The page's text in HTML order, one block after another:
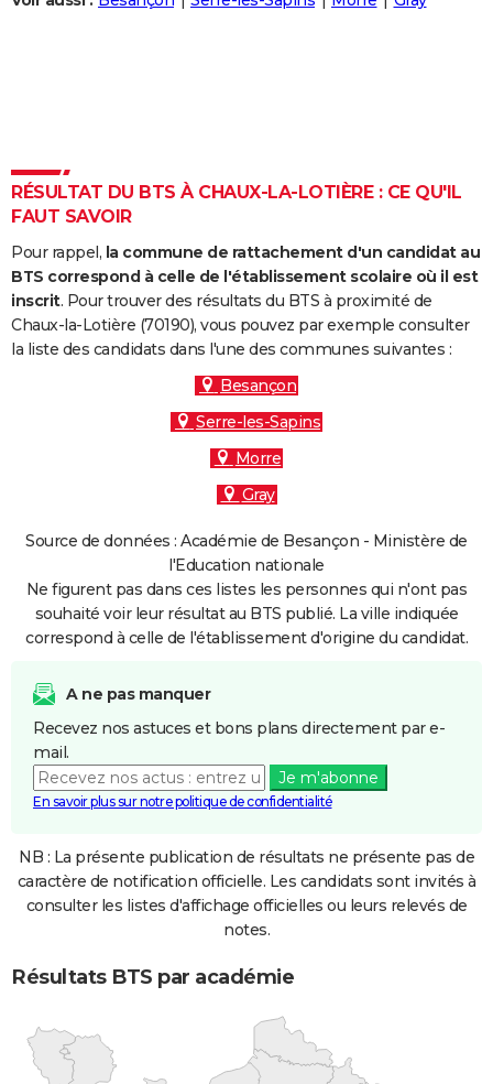
Carte de Noël
Carte Bonne année
Carte Saint-Valentin
Carte Pâques
Carte d'anniversaire
Dictionnaire
Biographies
Citations
Expressions
Proverbes
PROGRAMME TV
COPAINS D'AVANT
S'inscrire
Se connecter
Lycées
Collèges
Primaires
Universités
Entreprises
Service militaire
Avis de recherche
AVIS DE DÉCÈS
RÉSULTAT DU BTS À CHAUX-LA-LOTIÈRE : CE QU'IL
FAUT SAVOIR
Pour rappel, la commune de rattachement d'un candidat au
BTS correspond à celle de l'établissement scolaire où il est
inscrit. Pour trouver des résultats du BTS à proximité de
Chaux-la-Lotière (70190), vous pouvez par exemple consulter
la liste des candidats dans l'une des communes suivantes :
Besançon
Serre-les-Sapins
Morre
Gray
Source de données : Académie de Besançon - Ministère de
l'Education nationale
Ne figurent pas dans ces listes les personnes qui n'ont pas
souhaité voir leur résultat au BTS publié. La ville indiquée
correspond à celle de l'établissement d'origine du candidat.
A ne pas manquer
Recevez nos astuces et bons plans directement par e-
mail.
Je m'abonne
En savoir plus sur notre politique de confidentialité
NB : La présente publication de résultats ne présente pas de
caractère de notification officielle. Les candidats sont invités à
consulter les listes d'affichage officielles ou leurs relevés de
notes.
Résultats BTS par académie